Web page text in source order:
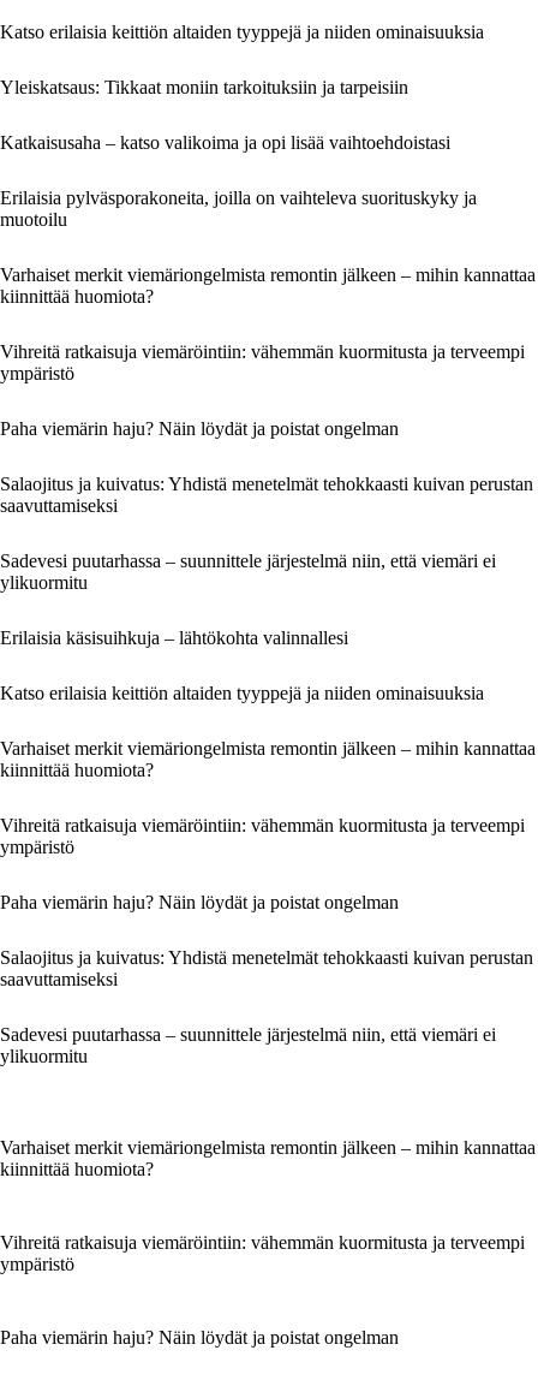
Katso erilaisia keittiön altaiden tyyppejä ja niiden ominaisuuksia
Yleiskatsaus: Tikkaat moniin tarkoituksiin ja tarpeisiin
Katkaisusaha – katso valikoima ja opi lisää vaihtoehdoistasi
Erilaisia pylväsporakoneita, joilla on vaihteleva suorituskyky ja
muotoilu
Varhaiset merkit viemäriongelmista remontin jälkeen – mihin kannattaa
kiinnittää huomiota?
Vihreitä ratkaisuja viemäröintiin: vähemmän kuormitusta ja terveempi
ympäristö
Paha viemärin haju? Näin löydät ja poistat ongelman
Salaojitus ja kuivatus: Yhdistä menetelmät tehokkaasti kuivan perustan
saavuttamiseksi
Sadevesi puutarhassa – suunnittele järjestelmä niin, että viemäri ei
ylikuormitu
Erilaisia käsisuihkuja – lähtökohta valinnallesi
Katso erilaisia keittiön altaiden tyyppejä ja niiden ominaisuuksia
Varhaiset merkit viemäriongelmista remontin jälkeen – mihin kannattaa
kiinnittää huomiota?
Vihreitä ratkaisuja viemäröintiin: vähemmän kuormitusta ja terveempi
ympäristö
Paha viemärin haju? Näin löydät ja poistat ongelman
Salaojitus ja kuivatus: Yhdistä menetelmät tehokkaasti kuivan perustan
saavuttamiseksi
Sadevesi puutarhassa – suunnittele järjestelmä niin, että viemäri ei
ylikuormitu
Varhaiset merkit viemäriongelmista remontin jälkeen – mihin kannattaa
kiinnittää huomiota?
Vihreitä ratkaisuja viemäröintiin: vähemmän kuormitusta ja terveempi
ympäristö
Paha viemärin haju? Näin löydät ja poistat ongelman